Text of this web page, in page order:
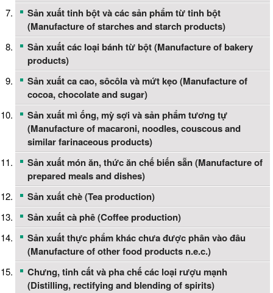
Sản xuất tinh bột và các sản phẩm từ tinh bột
(Manufacture of starches and starch products)
Sản xuất các loại bánh từ bột (Manufacture of bakery
products)
Sản xuất ca cao, sôcôla và mứt kẹo (Manufacture of
cocoa, chocolate and sugar)
Sản xuất mì ống, mỳ sợi và sản phẩm tương tự
(Manufacture of macaroni, noodles, couscous and
similar farinaceous products)
Sản xuất món ăn, thức ăn chế biến sẵn (Manufacture of
prepared meals and dishes)
Sản xuất chè (Tea production)
Sản xuất cà phê (Coffee production)
Sản xuất thực phẩm khác chưa được phân vào đâu
(Manufacture of other food products n.e.c.)
Chưng, tinh cất và pha chế các loại rượu mạnh
(Distilling, rectifying and blending of spirits)